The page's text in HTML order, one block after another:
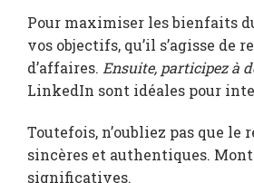
Pour maximiser les bienfaits
vos objectifs, qu’il s’agisse
d’affaires. Ensuite, participez à
LinkedIn sont idéales pour
Toutefois, n’oubliez pas que le
sincères et authentiques.
significatives.